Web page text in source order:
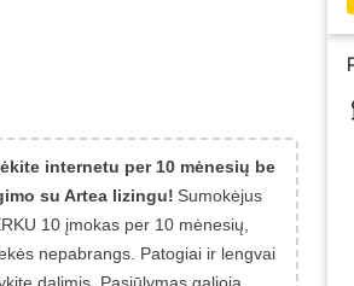
internetu per 10 mėnesių be
su Artea lizingu! Sumokėjus
10 įmokas per 10 mėnesių,
nepabrangs. Patogiai ir lengvai